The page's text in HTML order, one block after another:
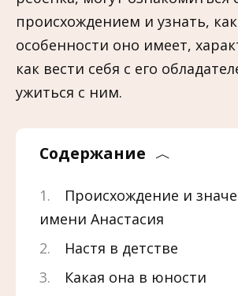
происхождением и узнать,
особенности оно имеет,
как вести себя с его
ужиться с ним.
Содержание
Происхождение и
имени Анастасия
Настя в детстве
Какая она в юности